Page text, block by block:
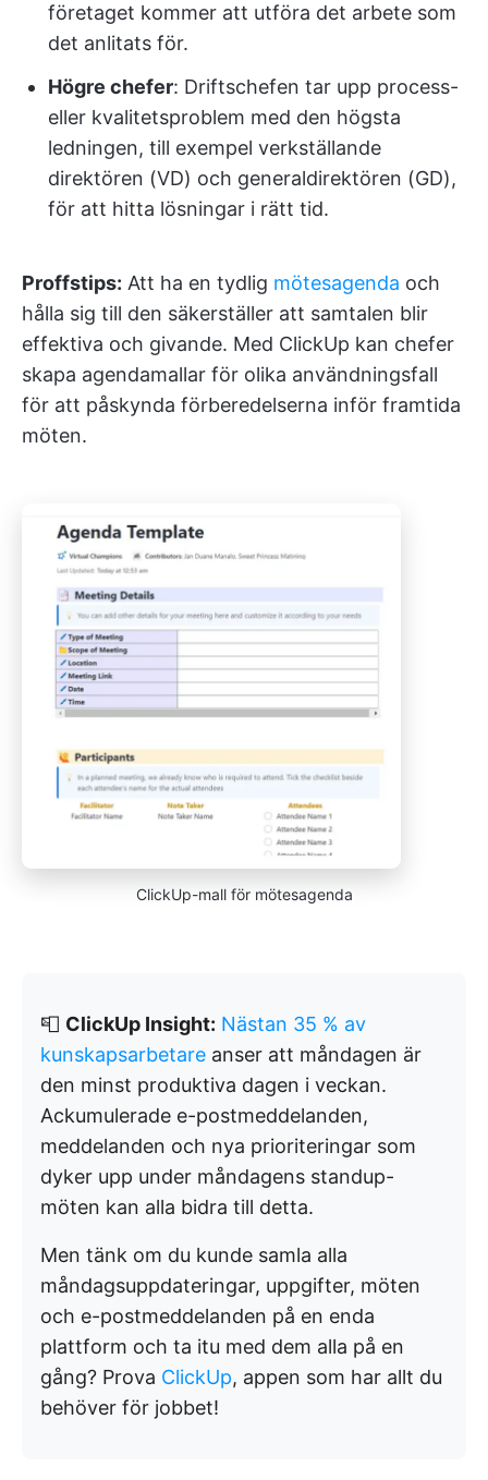
företaget kommer att utföra det arbete som
det anlitats för.
Högre chefer: Driftschefen tar upp process-
eller kvalitetsproblem med den högsta
ledningen, till exempel verkställande
direktören (VD) och generaldirektören (GD),
för att hitta lösningar i rätt tid.
Proffstips: Att ha en tydlig mötesagenda och
hålla sig till den säkerställer att samtalen blir
effektiva och givande. Med ClickUp kan chefer
skapa agendamallar för olika användningsfall
för att påskynda förberedelserna inför framtida
möten.
ClickUp-mall för mötesagenda
📮 ClickUp Insight: Nästan 35 % av
kunskapsarbetare anser att måndagen är
den minst produktiva dagen i veckan.
Ackumulerade e-postmeddelanden,
meddelanden och nya prioriteringar som
dyker upp under måndagens standup-
möten kan alla bidra till detta.
Men tänk om du kunde samla alla
måndagsuppdateringar, uppgifter, möten
och e-postmeddelanden på en enda
plattform och ta itu med dem alla på en
gång? Prova ClickUp, appen som har allt du
behöver för jobbet!